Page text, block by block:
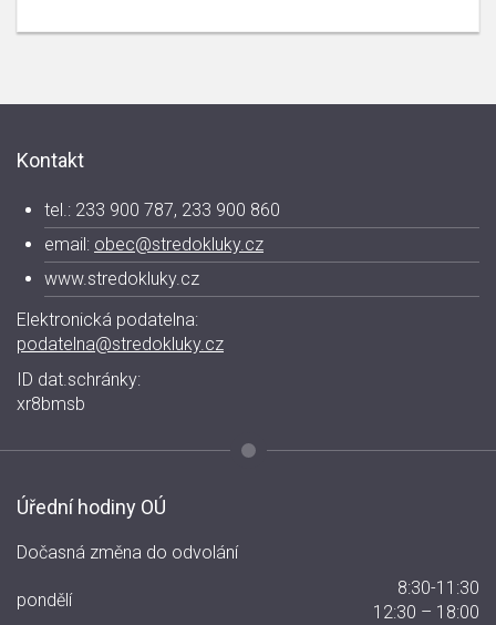
Kontakt
tel.: 233 900 787, 233 900 860
email: obec@stredokluky.cz
www.stredokluky.cz
Elektronická podatelna:
podatelna@stredokluky.cz
ID dat.schránky:
xr8bmsb
Úřední hodiny OÚ
Dočasná změna do odvolání
pondělí
8:30-11:30
12:30 – 18:00